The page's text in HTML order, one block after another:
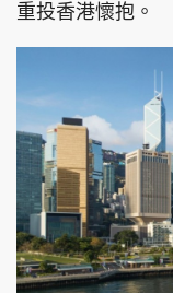
重投香港懷抱。